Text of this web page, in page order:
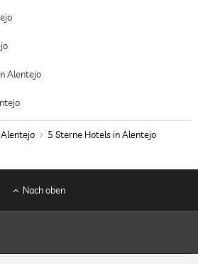
Alentejo
Alentejo 5 Sterne Hotels in Alentejo
Nach oben